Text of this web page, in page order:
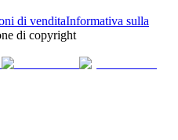
di venditaInformativa sulla
di copyright